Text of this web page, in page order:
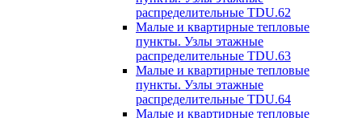
распределительные TDU.62
Малые и квартирные тепловые
пункты. Узлы этажные
распределительные TDU.63
Малые и квартирные тепловые
пункты. Узлы этажные
распределительные TDU.64
Малые и квартирные тепловые